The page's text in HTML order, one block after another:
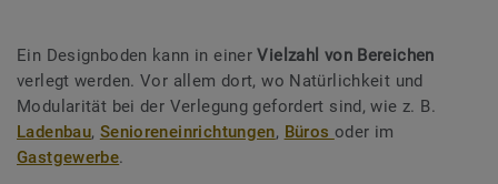
Ein Designboden kann in einerVielzahl von Bereichen
verlegt werden. Vor allem dort, wo Natürlichkeit und
Modularität bei der Verlegung gefordert sind, wie z. B.
Ladenbau, Senioreneinrichtungen, Büros oder im
Gastgewerbe.